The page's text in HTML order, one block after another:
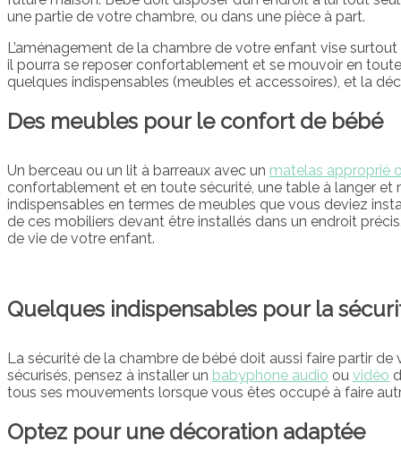
une partie de votre chambre, ou dans une pièce à part.
L’aménagement de la chambre de votre enfant vise
il pourra se reposer confortablement et se mouvoir en
quelques indispensables (meubles et accessoires), et la
Des meubles pour le confort de bébé
Un berceau ou un lit à barreaux avec un matelas approprié
confortablement et en toute sécurité, une table à langer et
indispensables en termes de meubles que vous deviez
de ces mobiliers devant être installés dans un endroit
de vie de votre enfant.
Quelques indispensables pour la
La sécurité de la chambre de bébé doit aussi faire partir
sécurisés, pensez à installer un babyphone audio ou vidéo
tous ses mouvements lorsque vous êtes occupé à faire
Optez pour une décoration adaptée